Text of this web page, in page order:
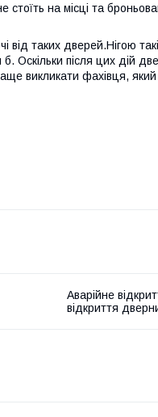
на місці та
від таких дверей.Нігою
Оскільки після цих дій
викликати фахівця,
Аварійне
відкриття